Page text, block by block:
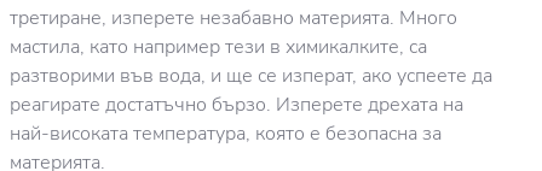
третиране, изперете незабавно материята. Много
мастила, като например тези в химикалките, са
разтворими във вода, и ще се изперат, ако успеете да
реагирате достатъчно бързо. Изперете дрехата на
най-високата температура, която е безопасна за
материята.